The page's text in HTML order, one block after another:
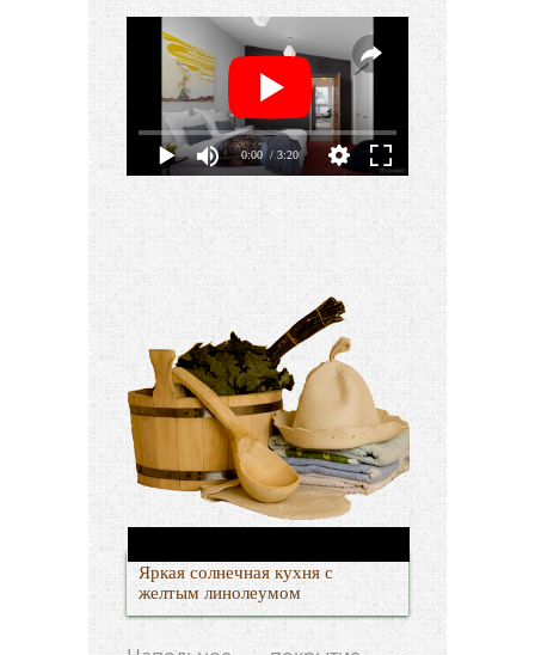
0:00 / 3:20
Яркая солнечная кухня с
желтым линолеумом